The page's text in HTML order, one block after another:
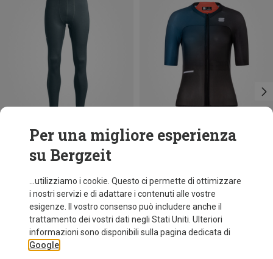
Risparmi 18%
Per una migliore esperienza
su Bergzeit
...utilizziamo i cookie. Questo ci permette di ottimizzare
i nostri servizi e di adattare i contenuti alle vostre
esigenze. Il vostro consenso può includere anche il
trattamento dei vostri dati negli Stati Uniti. Ulteriori
informazioni sono disponibili sulla pagina dedicata di
Google